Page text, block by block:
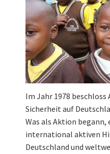
Im Jahr 1978
Sicherheit auf
Was als Aktion
international aktiven
Deutschland und